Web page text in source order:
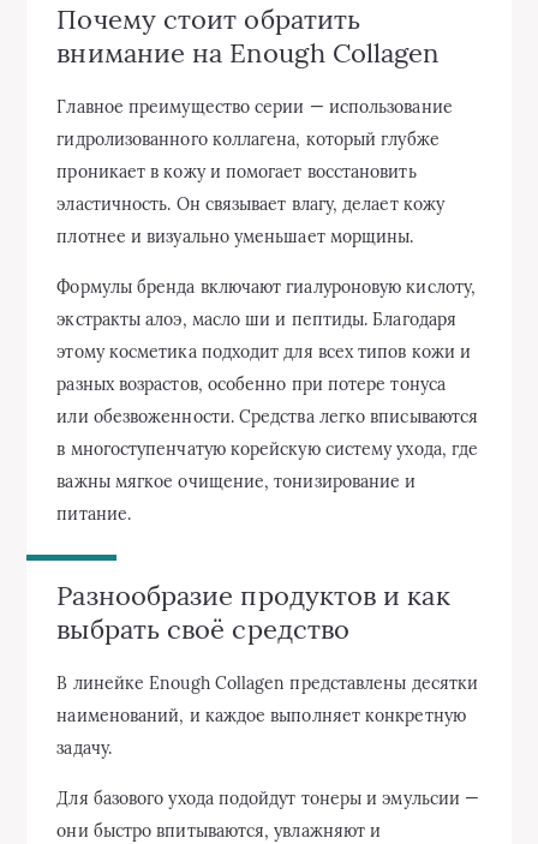
Почему стоит обратить
внимание на Enough Collagen
Главное преимущество серии — использование
гидролизованного коллагена, который глубже
проникает в кожу и помогает восстановить
эластичность. Он связывает влагу, делает кожу
плотнее и визуально уменьшает морщины.
Формулы бренда включают гиалуроновую кислоту,
экстракты алоэ, масло ши и пептиды. Благодаря
этому косметика подходит для всех типов кожи и
разных возрастов, особенно при потере тонуса
или обезвоженности. Средства легко вписываются
в многоступенчатую корейскую систему ухода, где
важны мягкое очищение, тонизирование и
питание.
Разнообразие продуктов и как
выбрать своё средство
В линейке Enough Collagen представлены десятки
наименований, и каждое выполняет конкретную
задачу.
Для базового ухода подойдут тонеры и эмульсии —
они быстро впитываются, увлажняют и